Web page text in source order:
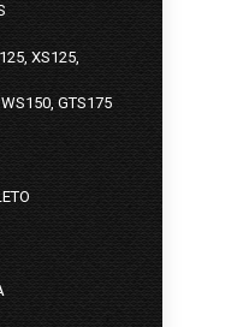
XS125,
GTS175